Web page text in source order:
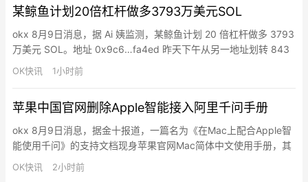
某鲸鱼计划20倍杠杆做多3793万美元SOL
okx 8月9日消息，据 Ai 姨监测，某鲸鱼计划 20 倍杠杆做多 3793
万美元 SOL。地址 0x9c6…fa4ed 昨天下午从另一地址划转 843
万枚 USDC 的保证金，随后开启 50 万枚 SOL 的多单，计划成交
价 75.867 美元；现已成交 20.9 万枚，即 1591 万美元，已成为
OK快讯 1小时前
苹果中国官网删除Apple智能接入阿里千问手册
okx 8月9日消息，据金十报道，一篇名为《在Mac上配合Apple智
能使用千问》的支持文档现身苹果官网Mac简体中文使用手册，其
中明确提到Apple智能可配合阿里巴巴千问模型工作。不过，目前
这篇介绍千问扩展的中文手册已经从苹果官网删除。苹果Mac使用
OK快讯 2小时前